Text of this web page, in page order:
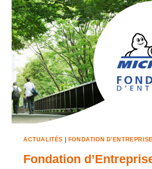
ACTUALITÉS | FONDATION D'ENTREPRISE
Fondation